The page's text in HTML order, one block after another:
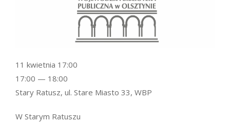
W Starym Ratuszu
11 kwietnia 17:00
17:00 — 18:00
Stary Ratusz, ul. Stare Miasto 33, WBP